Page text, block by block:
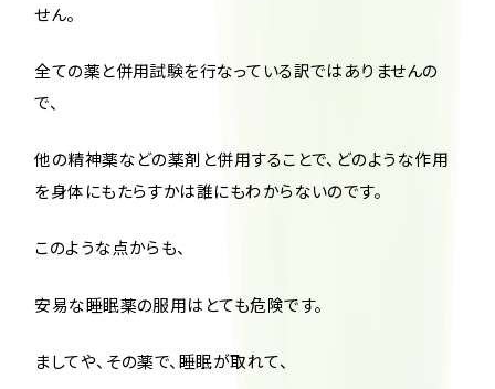
せん。
全ての薬と併用試験を行なっている訳ではありませんの
で、
他の精神薬などの薬剤と併用することで、どのような作用
を身体にもたらすかは誰にもわからないのです。
このような点からも、
安易な睡眠薬の服用はとても危険です。
ましてや、その薬で、睡眠が取れて、